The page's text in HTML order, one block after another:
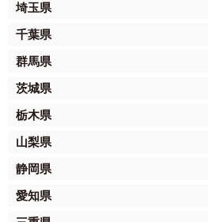
埼玉県
千葉県
群馬県
茨城県
栃木県
山梨県
静岡県
愛知県